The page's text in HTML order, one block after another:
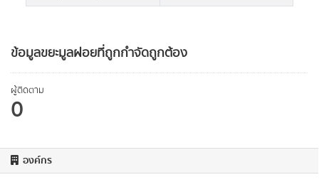
ข้อมูลขยะมูลฝอยที่ถูกกำจัดถูกต้อง
ผู้ติดตาม
0
องค์กร